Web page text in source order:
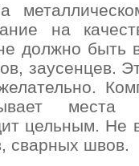
на
должно быть
заусенцев.
места
цельным. Не
сварных швов.